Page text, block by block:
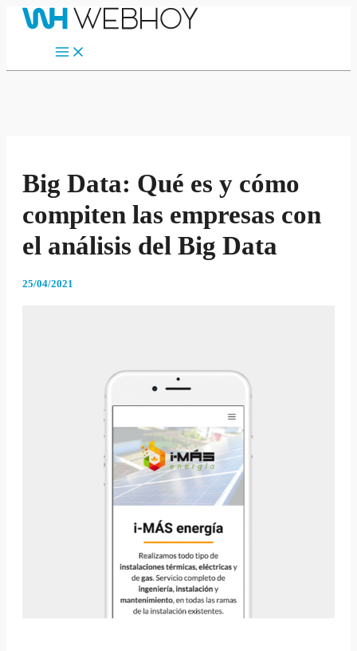
contenido
Main
Menu
Big Data: Qué es y cómo
compiten las empresas con
el análisis del Big Data
25/04/2021